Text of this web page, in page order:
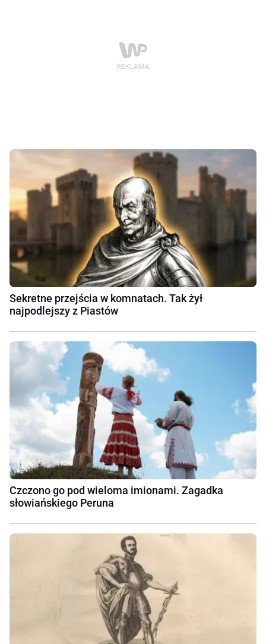
Sekretne przejścia w komnatach. Tak żył
najpodlejszy z Piastów
Czczono go pod wieloma imionami. Zagadka
słowiańskiego Peruna